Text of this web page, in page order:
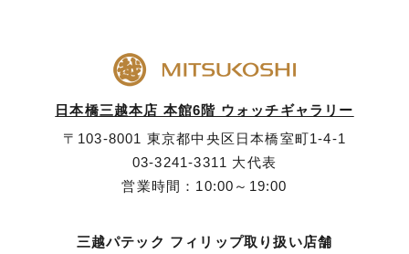
日本橋三越本店 本館6階 ウォッチギャラリー
〒103-8001 東京都中央区日本橋室町1-4-1
03-3241-3311 大代表
営業時間：10:00～19:00
三越パテック フィリップ取り扱い店舗